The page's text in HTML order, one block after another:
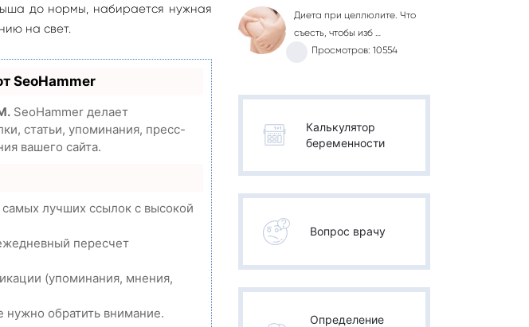
до нормы, набирается нужная
на свет.
SeoHammer
SeoHammer делает
статьи, упоминания, пресс-
вашего сайта.
лучших ссылок с высокой
пересчет
(упоминания, мнения,
нужно обратить внимание.
Диета при целлюлите. Что
съесть, чтобы изб …
Просмотров: 10554
Калькулятор
беременности
Вопрос врачу
Определение